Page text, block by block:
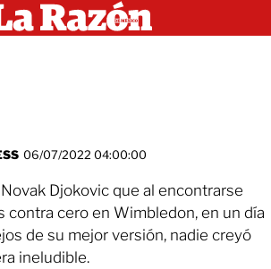
06/07/2022 04:00:00
Djokovic que al encontrarse
contra cero en Wimbledon, en un día
de su mejor versión, nadie creyó
ineludible.